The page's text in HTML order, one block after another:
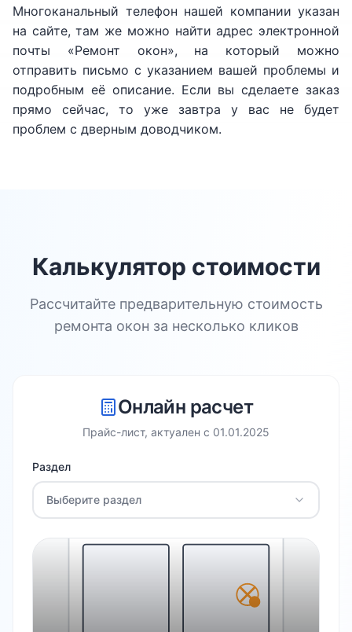
Многоканальный телефон нашей компании указан
на сайте, там же можно найти адрес электронной
почты «Ремонт окон», на который можно
отправить письмо с указанием вашей проблемы и
подробным её описание. Если вы сделаете заказ
прямо сейчас, то уже завтра у вас не будет
проблем с дверным доводчиком.
Калькулятор стоимости
Рассчитайте предварительную стоимость
ремонта окон за несколько кликов
Онлайн расчет
Прайс-лист, актуален с 01.01.2025
Раздел
Выберите раздел